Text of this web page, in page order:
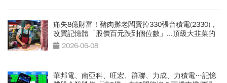
痛失8億財富！豬肉攤老闆賣掉330張台積電(2330)，
改買記憶體「股價百元跌到個位數」...頂級大韭菜的
血淚教訓
2026-06-08
華邦電、南亞科、旺宏、群聯、力成、力積電…記憶